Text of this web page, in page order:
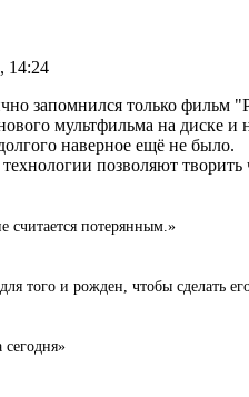
14:24
запомнился только фильм
мультфильма на диске и
наверное ещё не было.
позволяют творить
считается потерянным.»
того и рожден, чтобы сделать